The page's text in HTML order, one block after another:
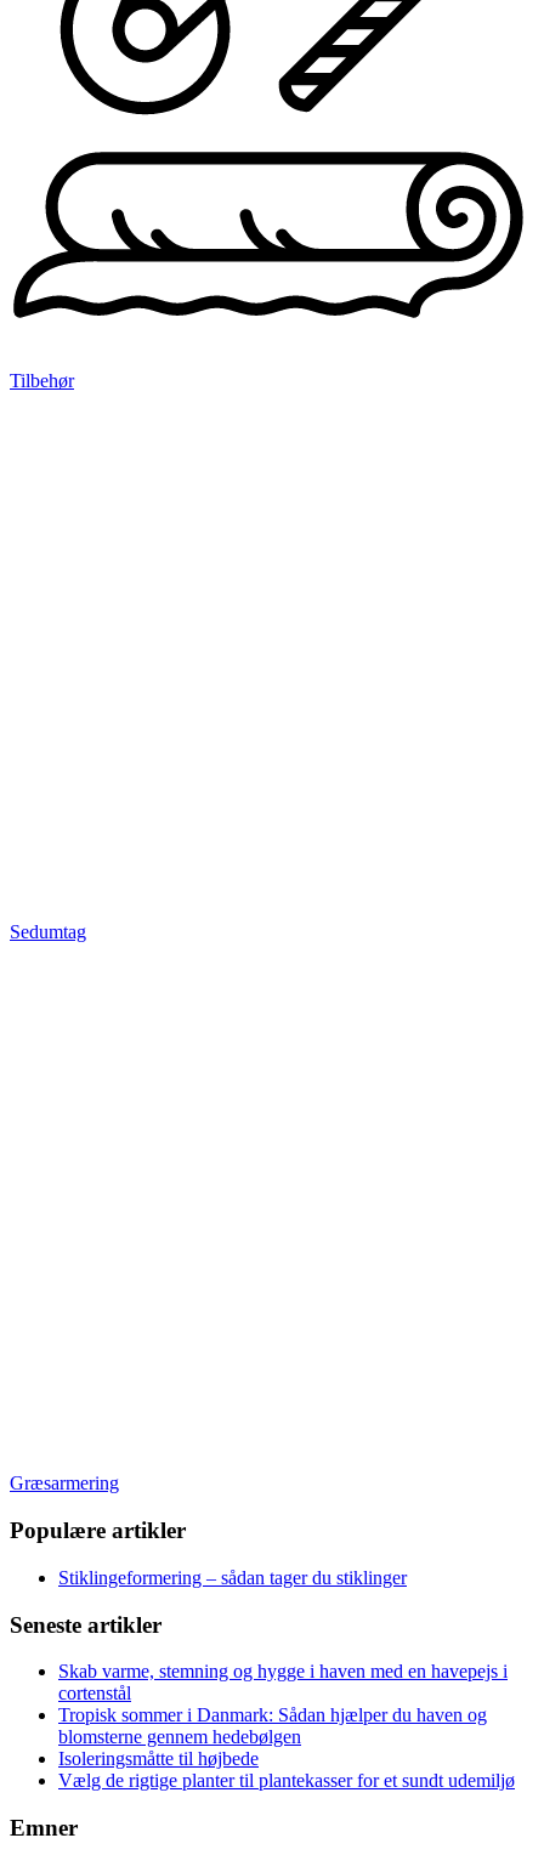
Tilbehør
Sedumtag
Græsarmering
Populære artikler
Stiklingeformering – sådan tager du stiklinger
Seneste artikler
Skab varme, stemning og hygge i haven med en havepejs i
cortenstål
Tropisk sommer i Danmark: Sådan hjælper du haven og
blomsterne gennem hedebølgen
Isoleringsmåtte til højbede
Vælg de rigtige planter til plantekasser for et sundt udemiljø
Emner